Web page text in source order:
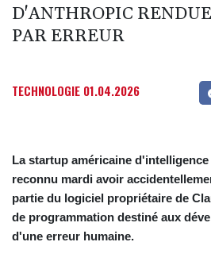
D'ANTHROPIC
PAR ERREUR
TECHNOLOGIE 01.04.2026
La startup américaine
reconnu mardi avoir
partie du logiciel propriétaire de
de programmation destiné aux
d'une erreur humaine.